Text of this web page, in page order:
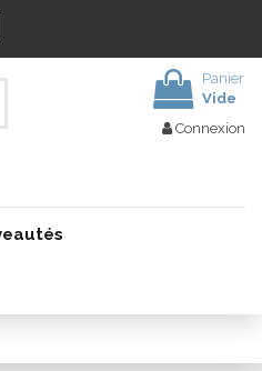
Panier
Vide
Connexion